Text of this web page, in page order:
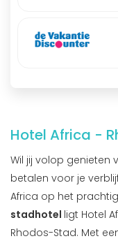
Hotel Africa -
Wil jij volop genieten
betalen voor je
Africa op het
stadhotel ligt Hotel
Rhodos-Stad. Met